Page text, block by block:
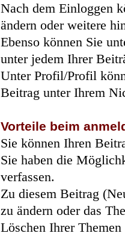
Nach dem Einloggen
ändern oder weitere
Ebenso können Sie
unter jedem Ihrer
Unter Profil/Profil
Beitrag unter Ihrem
Vorteile beim
Sie können Ihren
Sie haben die
verfassen.
Zu diesem Beitrag
zu ändern oder das
Löschen Ihrer